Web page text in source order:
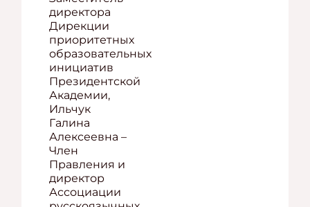
директора
Дирекции
приоритетных
образовательных
инициатив
Президентской
Академии,
Ильчук
Галина
Алексеевна –
Член
Правления и
директор
Ассоциации